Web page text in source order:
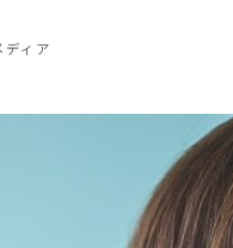
ィア